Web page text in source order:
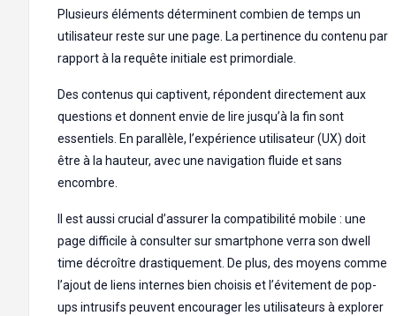
Plusieurs éléments déterminent combien de temps un
utilisateur reste sur une page. La pertinence du contenu par
rapport à la requête initiale est primordiale.
Des contenus qui captivent, répondent directement aux
questions et donnent envie de lire jusqu’à la fin sont
essentiels. En parallèle, l’expérience utilisateur (UX) doit
être à la hauteur, avec une navigation fluide et sans
encombre.
Il est aussi crucial d’assurer la compatibilité mobile : une
page difficile à consulter sur smartphone verra son dwell
time décroître drastiquement. De plus, des moyens comme
l’ajout de liens internes bien choisis et l’évitement de pop-
ups intrusifs peuvent encourager les utilisateurs à explorer